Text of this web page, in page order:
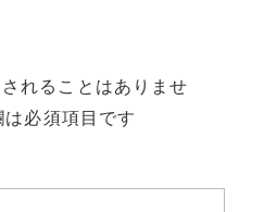
れることはありませ
必須項目です